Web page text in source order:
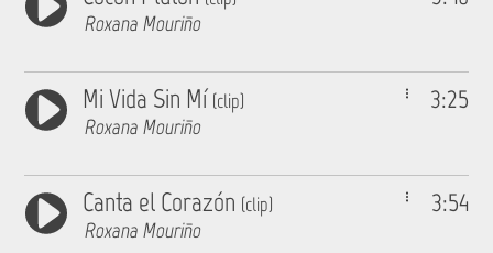
Roxana Mouriño
3:25
Mi Vida Sin Mí (clip)
Roxana Mouriño
3:54
Canta el Corazón (clip)
Roxana Mouriño